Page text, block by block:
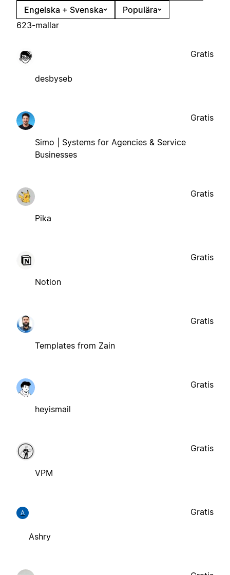
Engelska + Svenska
Populära
623-mallar
desbyseb
Gratis
Simo | Systems for Agencies & Service
Businesses
Gratis
Pika
Gratis
Notion
Gratis
Templates from Zain
Gratis
heyismail
Gratis
VPM
Gratis
A
Ashry
Gratis